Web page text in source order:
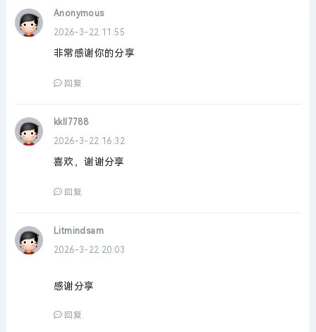
Anonymous
2026-3-22 11:55
非常感谢你的分享
回复
kkll7788
2026-3-22 16:32
喜欢，谢谢分享
回复
Litmindsam
2026-3-22 20:03
感谢分享
回复